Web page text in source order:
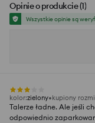
Opinie o produkcie(1)
Wszystkie opinie są
kolor:zielony kupiony
Talerze ładne. Ale jeśli
odpowiednio